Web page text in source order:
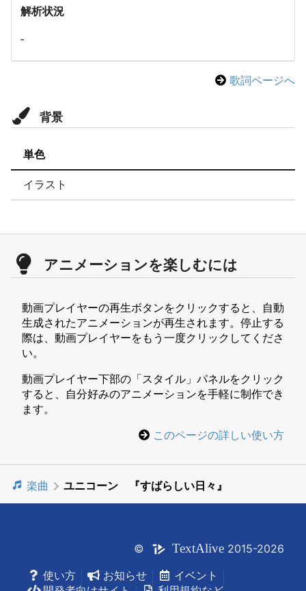
解析状況
-
歌詞ページへ
背景
単色
イラスト
アニメーションを楽しむには
動画プレイヤーの再生ボタンをクリックすると、自動
生成されたアニメーションが再生されます。停止する
際は、動画プレイヤーをもう一度クリックしてくださ
い。
動画プレイヤー下部の「スタイル」パネルをクリック
すると、自分好みのアニメーションを手軽に制作でき
ます。
このページの詳しい使い方
楽曲 ユニコーン 『すばらしい日々』
© TextAlive 2015-2026
使い方
お知らせ
イベント